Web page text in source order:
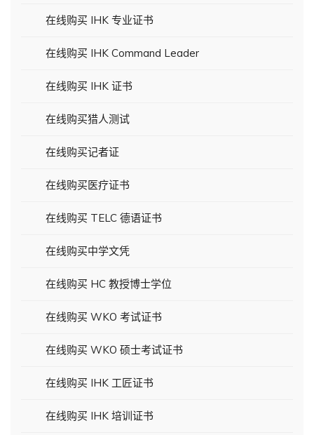
在线购买 IHK 专业证书
在线购买 IHK Command Leader
在线购买 IHK 证书
在线购买猎人测试
在线购买记者证
在线购买医疗证书
在线购买 TELC 德语证书
在线购买中学文凭
在线购买 HC 教授博士学位
在线购买 WKO 考试证书
在线购买 WKO 硕士考试证书
在线购买 IHK 工匠证书
在线购买 IHK 培训证书